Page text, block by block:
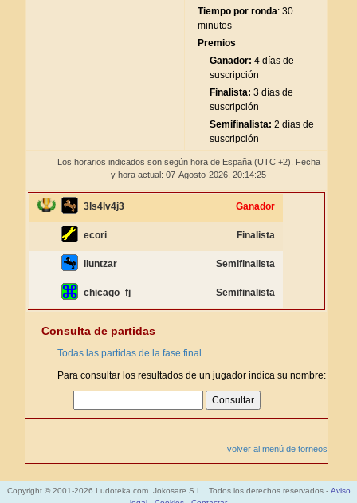
Tiempo por ronda: 30
minutos
Premios
Ganador: 4 días de
suscripción
Finalista: 3 días de
suscripción
Semifinalista: 2 días de
suscripción
Los horarios indicados son según hora de España (UTC +2). Fecha
y hora actual: 07-Agosto-2026, 20:14:25
3ls4lv4j3 Ganador
ecori Finalista
iluntzar Semifinalista
chicago_fj Semifinalista
Consulta de partidas
Todas las partidas de la fase final
Para consultar los resultados de un jugador indica su nombre:
volver al menú de torneos
Copyright © 2001-2026 Ludoteka.com Jokosare S.L. Todos los derechos reservados - Aviso